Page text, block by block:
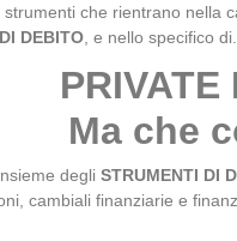
che rientrano nella
DEBITO, e nello specifico di.
PRIVATE
Ma che
degli STRUMENTI DI
cambiali finanziarie e